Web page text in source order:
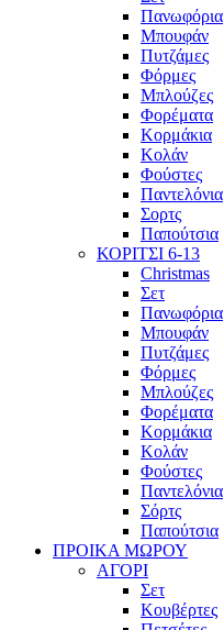
Πανωφόρια
Μπουφάν
Πυτζάμες
Φόρμες
Μπλούζες
Φορέματα
Κορμάκια
Κολάν
Φούστες
Παντελόνια
Σορτς
Παπούτσια
ΚΟΡΙΤΣΙ 6-13
Christmas
Σετ
Πανωφόρια
Μπουφάν
Πυτζάμες
Φόρμες
Μπλούζες
Φορέματα
Κορμάκια
Κολάν
Φούστες
Παντελόνια
Σόρτς
Παπούτσια
ΠΡΟΙΚΑ ΜΩΡΟΥ
ΑΓΟΡΙ
Σετ
Κουβέρτες